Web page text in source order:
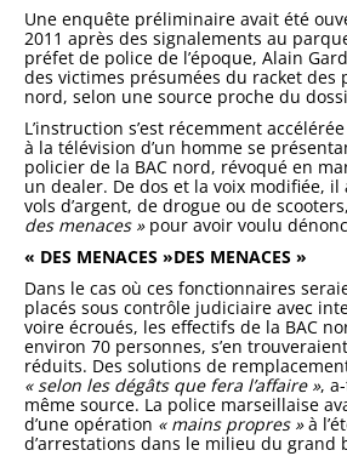
Une enquête préliminaire avait été
2011 après des signalements au
préfet de police de l’époque, Alain
des victimes présumées du racket des
nord, selon une source proche du
L’instruction s’est récemment
à la télévision d’un homme se
policier de la BAC nord, révoqué en
un dealer. De dos et la voix modifiée, il
vols d’argent, de drogue ou de
des menaces »pour avoir voulu
« DES MENACES »DES MENACES »
Dans le cas où ces fonctionnaires
placés sous contrôle judiciaire avec
voire écroués, les effectifs de la BAC
environ 70 personnes, s’en
réduits. Des solutions de
« selon les dégâts que fera l’affaire »,
même source. La police marseillaise
d’une opération « mains propres »à
d’arrestations dans le milieu du grand